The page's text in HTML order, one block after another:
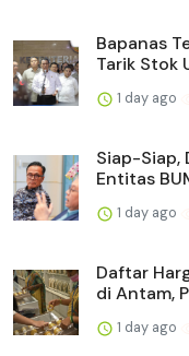
Bapanas
Tarik Stok
1 day ago
Siap-Siap,
Entitas
1 day ago
Daftar
di Antam,
1 day ago